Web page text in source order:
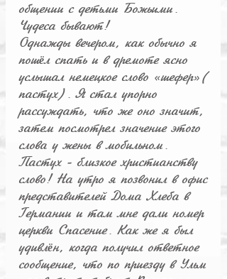
общении с детьми Божьими.
Чудеса бывают!
Однажды вечером, как обычно я
пошёл спать и в дремоте ясно
услышал немецкое слово «шефер»(
пастух). Я стал упорно
рассуждать, что же оно значит,
затем посмотрел значение этого
слова у жены в мобильном.
Пастух - близкое христианству
слово! На утро я позвонил в офис
представителей Дома Хлеба в
Германии и там мне дали номер
церкви Спасение. Как же я был
удивлён, когда получил ответное
сообщение, что по приезду в Ульм